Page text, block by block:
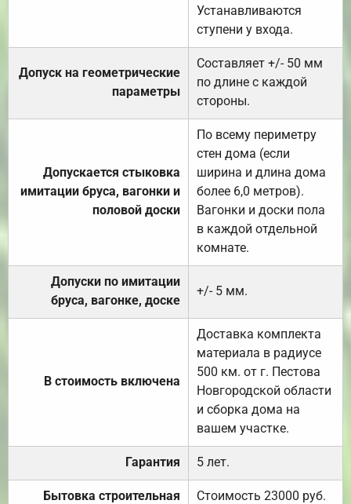
Устанавливаются
ступени у входа.
Допуск на геометрические
параметры
Составляет +/- 50 мм
по длине с каждой
стороны.
Допускается стыковка
имитации бруса, вагонки и
половой доски
По всему периметру
стен дома (если
ширина и длина дома
более 6,0 метров).
Вагонки и доски пола
в каждой отдельной
комнате.
Допуски по имитации
бруса, вагонке, доске
+/- 5 мм.
В стоимость включена
Доставка комплекта
материала в радиусе
500 км. от г. Пестова
Новгородской области
и сборка дома на
вашем участке.
Гарантия 5 лет.
Бытовка строительная Стоимость 23000 руб.